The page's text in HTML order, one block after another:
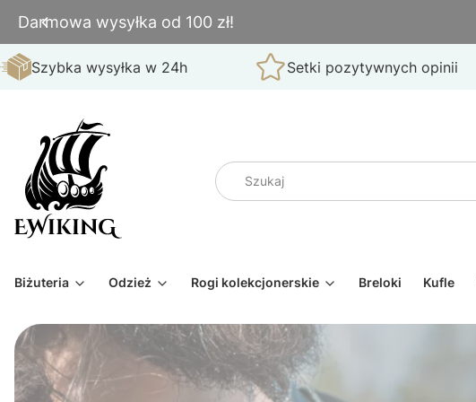
Darmowa wysyłka od 100 zł!
Szybka wysyłka w 24h Setki pozytywnych opinii
Biżuteria Odzież Rogi kolekcjonerskie Breloki Kufle